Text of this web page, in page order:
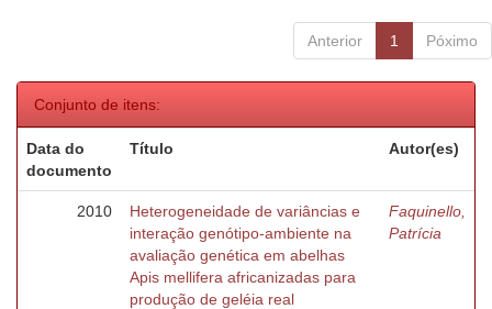
Anterior 1 Póximo
Conjunto de itens:
Data do
documento
Título Autor(es)
2010
Heterogeneidade de variâncias e
interação genótipo-ambiente na
avaliação genética em abelhas
Apis mellifera africanizadas para
produção de geléia real
Faquinello,
Patrícia